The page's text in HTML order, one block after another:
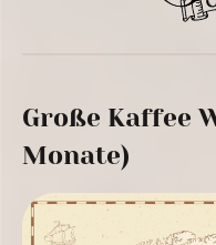
Große Kaffee
Monate)